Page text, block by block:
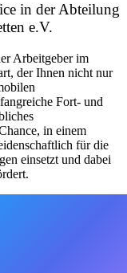
in der Abteilung
e.V.
Arbeitgeber im
der Ihnen nicht nur
Fort- und
in einem
für die
einsetzt und dabei